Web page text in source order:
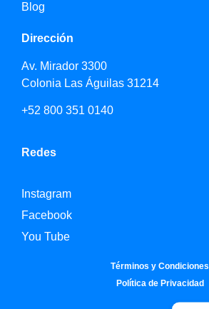
Blog
Dirección
Av. Mirador 3300
Colonia Las Águilas 31214
+52 800 351 0140
Redes
Instagram
Facebook
You Tube
Términos y Condiciones
Política de Privacidad